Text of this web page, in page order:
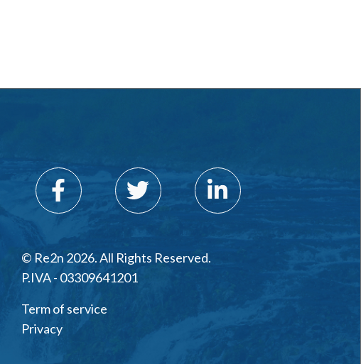
© Re2n 2026. All Rights Reserved.
P.IVA - 03309641201
Term of service
Privacy